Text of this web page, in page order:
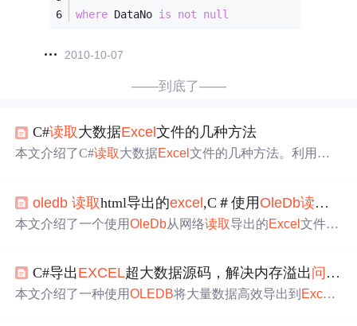
where DataNo is not null
2010-10-07
——到底了——
C#读取大数据Excel文件的几种方法
本文介绍了C#读取大数据Excel文件的几种方法。利用第
To EXCEL读取，速度与OLEDB相当，同样存在属性单
一、表格需规整的问题。
oledb 读取html导出的excel,C＃使用 OleDb读取
本文介绍了一个使用OleDb从网络读取导出的Excel文件遇
C#导出EXCEL超大数据源码，解决内存溢出问题
本文介绍了一种使用OLEDB将大量数据高效导出到 Excel